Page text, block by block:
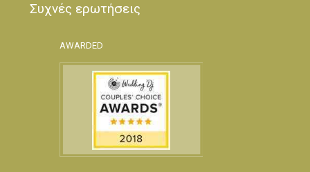
Συχνές ερωτήσεις
AWARDED